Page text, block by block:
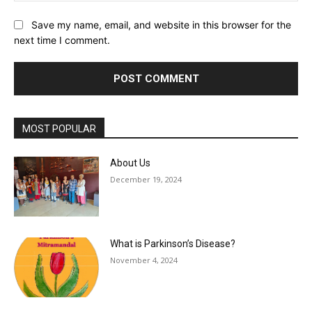
Save my name, email, and website in this browser for the
next time I comment.
MOST POPULAR
About Us
December 19, 2024
What is Parkinson’s Disease?
November 4, 2024